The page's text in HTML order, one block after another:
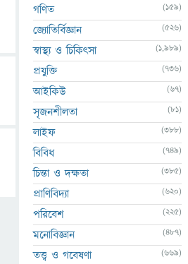
গণিত (159)
জ্যোতির্বিজ্ঞান (526)
স্বাস্থ্য ও চিকিৎসা (1,989)
প্রযুক্তি (736)
আইকিউ (67)
সৃজনশীলতা (81)
লাইফ (388)
বিবিধ (749)
চিন্তা ও দক্ষতা (385)
প্রাণিবিদ্যা (620)
পরিবেশ (225)
মনোবিজ্ঞান (487)
তত্ত্ব ও গবেষণা (669)